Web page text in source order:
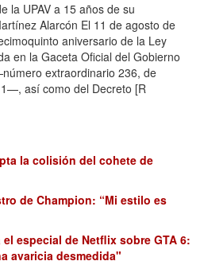
la UPAV a 15 años de su
Alarcón El 11 de agosto de
aniversario de la Ley
en la Gaceta Oficial del Gobierno
extraordinario 236, de
así como del Decreto [R
la colisión del cohete de
de Champion: “Mi estilo es
especial de Netflix sobre GTA 6:
avaricia desmedida"